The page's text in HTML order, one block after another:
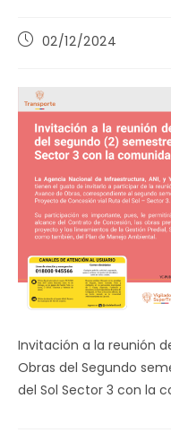
Publicación
entrada:
02/12/2024
Invitación a la reunión
Obras del Segundo
del Sol Sector 3 con la